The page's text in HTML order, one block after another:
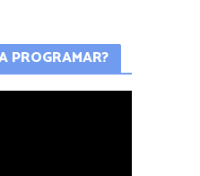
PROGRAMAR?